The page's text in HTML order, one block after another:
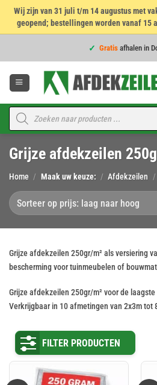
Wij zijn van 31 juli t/m 14 augustus met
geopend; bestellingen worden vanaf 15
Voor16:00besteld = dezelfde
Gratis afhalen in
Voor
4,7 ★★★★★ op 960
Voor16:00besteld = dezelfde
Topkwaliteit voor de
Voor 16:00besteld = dezelfde
Producten
zoeken
Grijze afdekzeilen
Home / Maak uw keuze: / Afdekzeilen /
Grijze afdekzeilen 250gr/m² als versiering
bescherming voor tuinmeubelen of
Grijze afdekzeilen 250gr/m² voor de
Verkrijgbaar in 10 afmetingen van 2x3m tot
FILTER PRODUCTEN